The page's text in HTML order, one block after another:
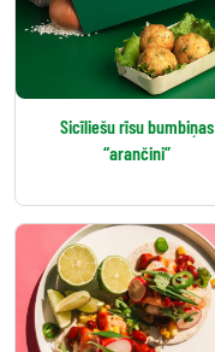
Sicīliešu rīsu bumbiņas
“arančini”